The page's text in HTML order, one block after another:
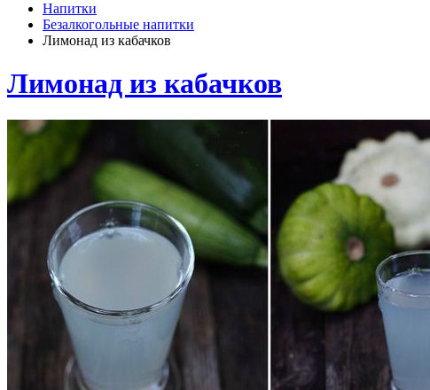
Напитки
Безалкогольные напитки
Лимонад из кабачков
Лимонад из кабачков